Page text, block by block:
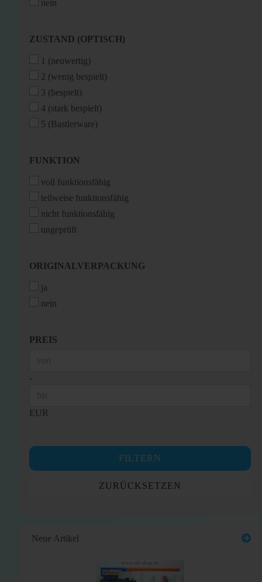
nein
ZUSTAND
ZUSTAND (OPTISCH)
1 (neuwertig)
2 (wenig bespielt)
3 (bespielt)
4 (stark bespielt)
5 (Bastlerware)
FUNKTION
FUNKTION
voll funktionsfähig
teilweise funktionsfähig
nicht funktionsfähig
ungeprüft
ORIGINALVERPACKUNG
ORIGINALVERPACKUNG
ja
nein
PREIS
PREIS
-
EUR
FILTERN
ZURÜCKSETZEN
Neue Artikel